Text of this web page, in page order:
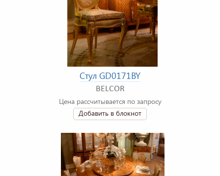
Стул GD0171BY
BELCOR
Цена рассчитывается по запросу
Добавить в блокнот